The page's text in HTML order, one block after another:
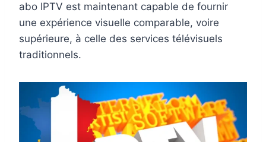
abo IPTV est maintenant capable de fournir
une expérience visuelle comparable, voire
supérieure, à celle des services télévisuels
traditionnels.